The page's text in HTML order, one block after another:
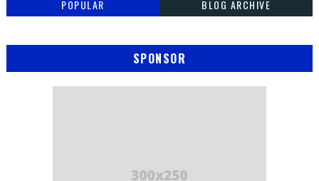
POPULAR BLOG ARCHIVE
SPONSOR